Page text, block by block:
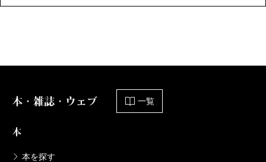
本・雑誌・ウェブ 一覧
本
本を探す